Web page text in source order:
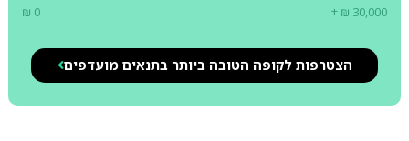
₪ 0 + ₪ 30,000
הצטרפות לקופה הטובה ביותר בתנאים מועדפים